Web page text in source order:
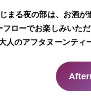
まる夜の部は、お酒
ローでお楽しみいただ
人のアフタヌーンティ